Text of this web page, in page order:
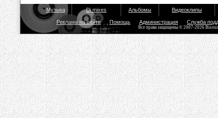
Музыка Dj mixes Альбомы Видеоклипы
Реклама на сайте Помощь Администрация Служба
Все права защищены © 2007-2026